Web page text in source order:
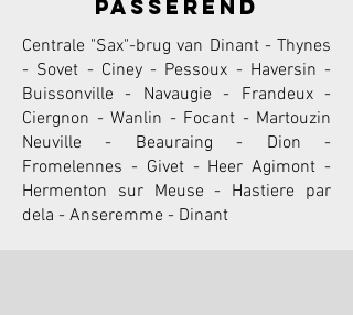
passerend
Centrale "Sax"-brug van Dinant - Thynes
- Sovet - Ciney - Pessoux - Haversin -
Buissonville - Navaugie - Frandeux -
Ciergnon - Wanlin - Focant - Martouzin
Neuville - Beauraing - Dion -
Fromelennes - Givet - Heer Agimont -
Hermenton sur Meuse - Hastiere par
dela - Anseremme - Dinant